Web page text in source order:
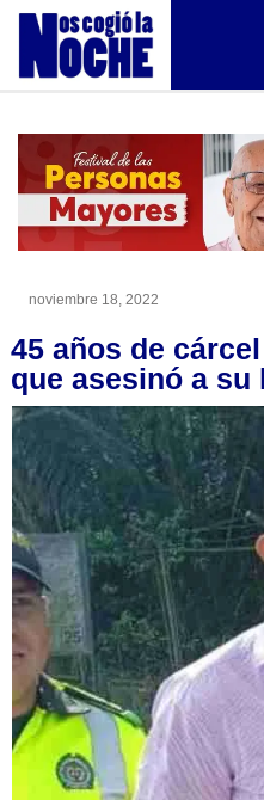
noviembre 18, 2022
45 años de
que asesinó a su